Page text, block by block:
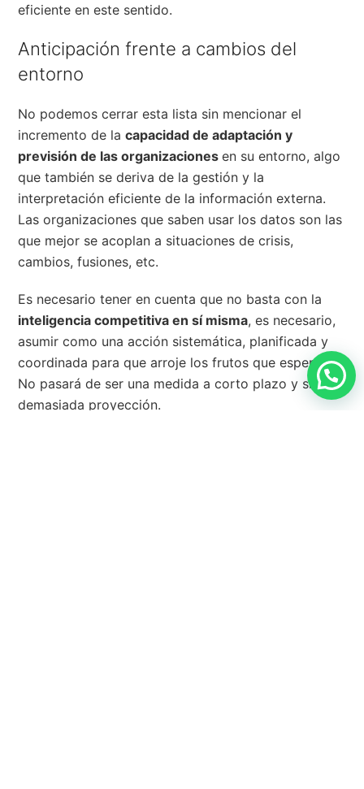
eficiente en este sentido.
Anticipación frente a cambios del
entorno
No podemos cerrar esta lista sin mencionar el
incremento de lacapacidad de adaptación y
previsión de las organizacionesen su entorno, algo
que también se deriva de la gestión y la
interpretación eficiente de la información externa.
Las organizaciones que saben usar los datos son las
que mejor se acoplan a situaciones de crisis,
cambios, fusiones, etc.
Es necesario tener en cuenta que no basta con la
inteligencia competitiva en sí misma, es necesario,
asumir como una acción sistemática, planificada y
coordinada para que arroje los frutos que esperas.
No pasará de ser una medida a corto plazo y sin
demasiada proyección.